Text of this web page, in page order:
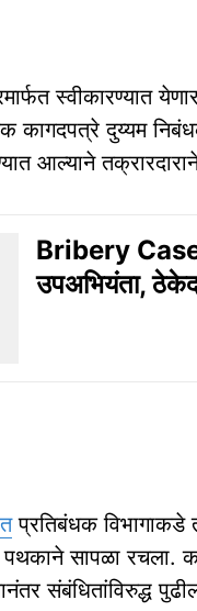
स्वीकारण्यात
कागदपत्रे दुय्यम
आल्याने
Bribery Case:
उपअभियंता,
प्रतिबंधक विभागाकडे
सापळा रचला.
संबंधितांविरुद्ध